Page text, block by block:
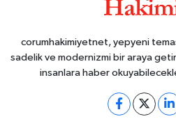
corumhakimiyetnet, yepyeni
sadelik ve modernizmi bir araya
insanlara haber